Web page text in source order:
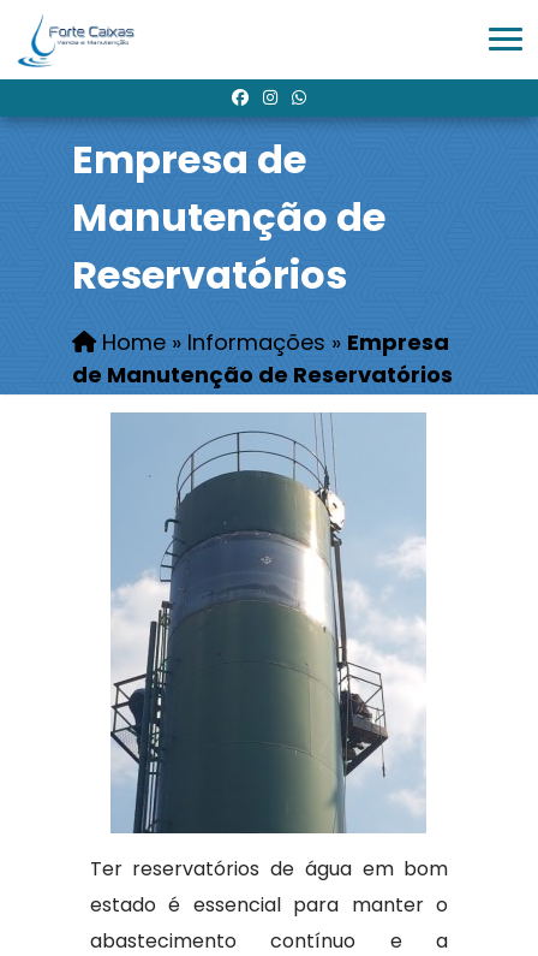
Empresa de
Manutenção de
Reservatórios
Home» Informações » Empresa
de Manutenção de Reservatórios
Ter reservatórios de água em bom
estado é essencial para manter o
abastecimento contínuo e a